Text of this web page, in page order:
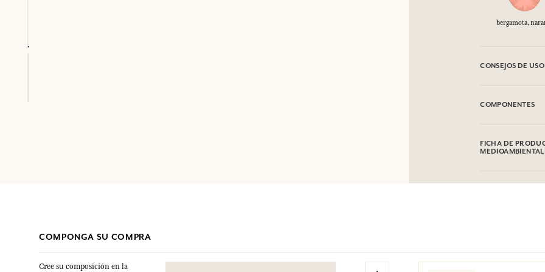
bergamota,
CONSEJOS DE USO
COMPONENTES
Limonene,
lista puede ser
FICHA DE
Por favor,
COMPONGA SU COMPRA
Cree su composición en la